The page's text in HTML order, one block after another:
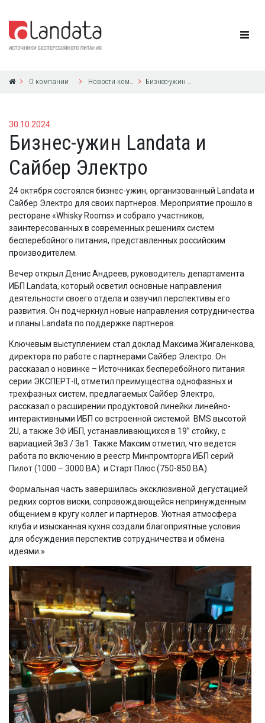
О компании Новости компании Бизнес-ужин Landata и Сайбер Электро
30.10.2024
Бизнес-ужин Landata и
Сайбер Электро
24 октября состоялся бизнес-ужин, организованный Landata и
Сайбер Электро для своих партнеров. Мероприятие прошло в
ресторане «Whisky Rooms» и собрало участников,
заинтересованных в современных решениях систем
бесперебойного питания, представленных российским
производителем.
Вечер открыл Денис Андреев, руководитель департамента
ИБП Landata, который осветил основные направления
деятельности своего отдела и озвучил перспективы его
развития. Он подчеркнул новые направления сотрудничества
и планы Landata по поддержке партнеров.
Ключевым выступлением стал доклад Максима Жигаленкова,
директора по работе с партнерами Сайбер Электро. Он
рассказал о новинке – Источниках бесперебойного питания
серии ЭКСПЕРТ-II, отметил преимущества однофазных и
трехфазных систем, предлагаемых Сайбер Электро,
рассказал о расширении продуктовой линейки линейно-
интерактивными ИБП со встроенной системой BMS высотой
2U, а также 3Ф ИБП, устанавливающихся в 19” стойку, с
вариацией 3в3 / 3в1. Также Максим отметил, что ведется
работа по включению в реестр Минпромторга ИБП серий
Пилот (1000 – 3000 ВА) и Старт Плюс (750-850 ВА).
Формальная часть завершилась эксклюзивной дегустацией
редких сортов виски, сопровождающейся непринужденным
общением в кругу коллег и партнеров. Уютная атмосфера
клуба и изысканная кухня создали благоприятные условия
для обсуждения перспектив сотрудничества и обмена
идеями.»